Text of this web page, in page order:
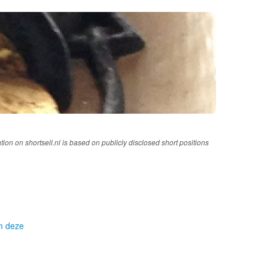
on shortsell.nl is based on publicly disclosed short positions
deze